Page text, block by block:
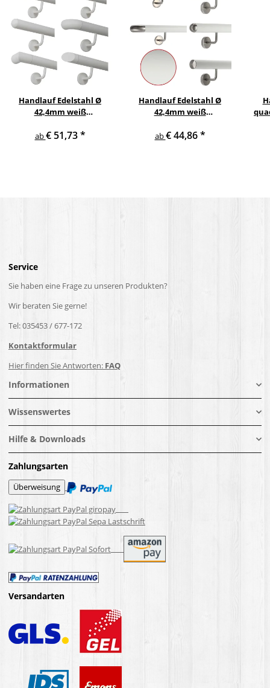
Handlauf Edelstahl Ø
42,4mm weiß
gewinkelte
ab€ 51,73*
Handlauf Edelstahl Ø
42,4mm weiß
gewinkelte Edelstahl
ab€ 44,86*
Service
Sie haben eine Frage zu unseren Produkten?
Wir beraten Sie gerne!
Tel: 035453 / 677-172
Kontaktformular
Hier finden Sie Antworten: FAQ
Informationen
Wissenswertes
Hilfe & Downloads
Zahlungsarten
Versandarten